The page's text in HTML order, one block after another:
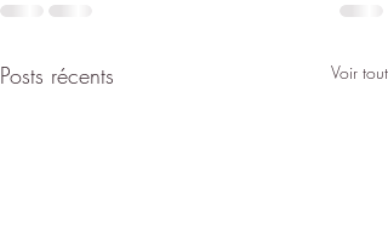
Posts récents Voir tout